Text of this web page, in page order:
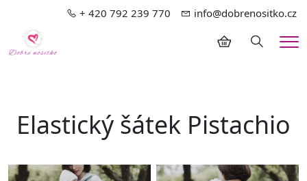
+ 420 792 239 770 info@dobrenositko.cz
Hledání
Elastický šátek Pistachio